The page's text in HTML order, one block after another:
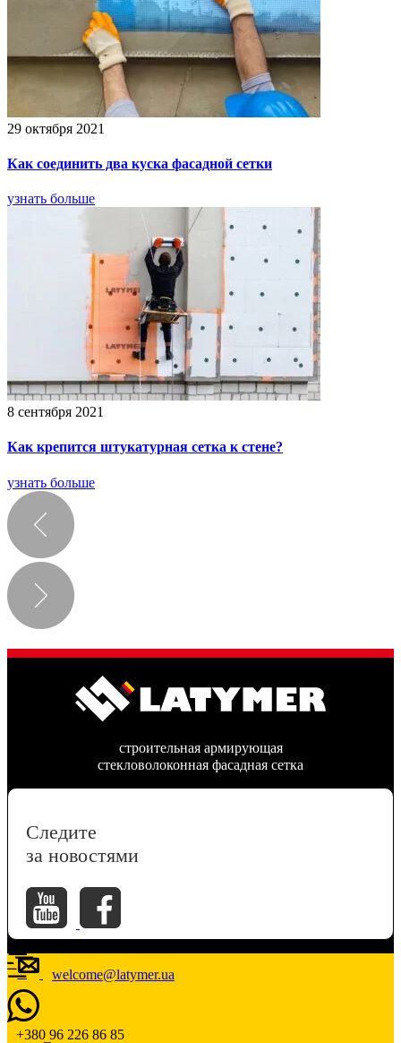
29 октября 2021
Как соединить два куска фасадной сетки
узнать больше
8 сентября 2021
Как крепится штукатурная сетка к стене?
узнать больше
строительная армирующая
стекловолоконная фасадная сетка
Следите
за новостями
welcome@latymer.ua
+380 96 226 86 85